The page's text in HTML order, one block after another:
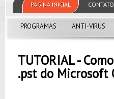
PAGINA INICIAL CONTATO
PROGRAMAS ANTI-VIRUS
TUTORIAL -
.pst do Microsoft